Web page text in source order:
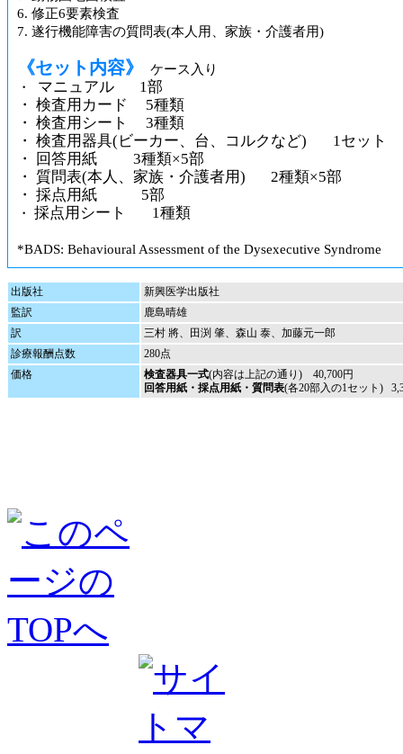
6. 修正6要素検査
7. 遂行機能障害の質問表(本人用、家族・介護者用)
《セット内容》
ケース入り
・
マニュアル 1部
・ 検査用カード 5種類
・ 検査用シート 3種類
・ 検査用器具(ビーカー、台、コルクなど) 1セット
・ 回答用紙 3種類×5部
・ 質問表(本人、家族・介護者用) 2種類×5部
・ 採点用紙 5部
・ 採点用シート 1種類
*BADS: Behavioural Assessment of the Dysexecutive Syndrome
出版社
新興医学出版社
監訳
鹿島晴雄
訳
三村 將、田渕 肇、森山 泰、加藤元一郎
診療報酬点数
280点
価格
検査器具一式(内容は上記の通り) 40,700円
回答用紙・採点用紙・質問表(各20部入の1セット)